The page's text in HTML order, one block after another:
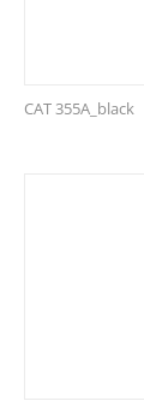
CAT 355A_black